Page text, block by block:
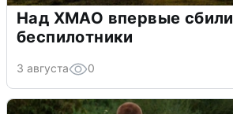
Над ХМАО впервые сбили
беспилотники
3 августа 0